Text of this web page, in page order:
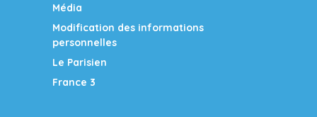
Média
Modification des informations
personnelles
Le Parisien
France 3